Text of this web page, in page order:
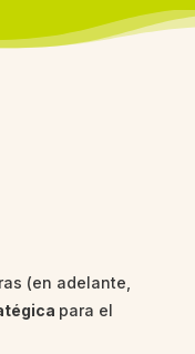
(en adelante,
para el